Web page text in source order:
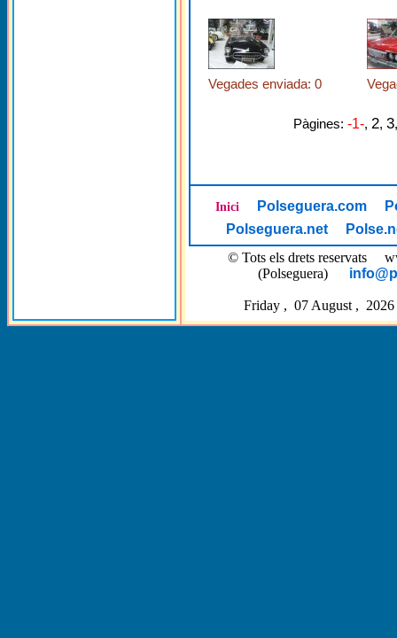
Vegades enviada: 0
Pàgines: -1-, 2, 3
Inici Polseguera.com
Polseguera.net
© Tots els drets reservats
(Polseguera)
Friday , 07 August ,